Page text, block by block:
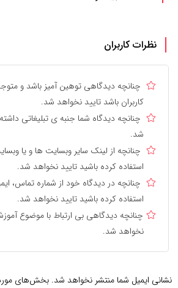
نظرات کاربران
چنانچه دیدگاهی توهین آمیز باشد و
کاربران باشد تایید نخواهد شد.
چنانچه دیدگاه شما جنبه ی تبلیغاتی
شد.
چنانچه از لینک سایر وبسایت ها و یا
استفاده کرده باشید تایید نخواهد شد.
چنانچه در دیدگاه خود از شماره تماس،
استفاده کرده باشید تایید نخواهد شد.
چنانچه دیدگاهی بی ارتباط با موضوع
نخواهد شد.
نشانی ایمیل شما منتشر نخواهد شد. بخش‌های